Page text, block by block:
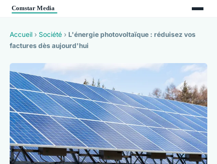
Accueil › Société › L'énergie photovoltaïque : réduisez vos
factures dès aujourd'hui